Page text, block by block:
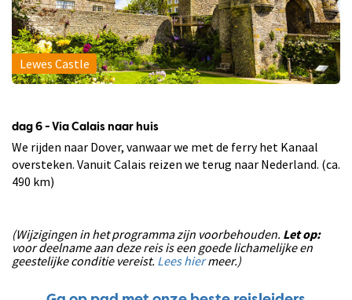
Lewes Castle
dag 6 - Via Calais naar huis
We rijden naar Dover, vanwaar we met de ferry het Kanaal
oversteken. Vanuit Calais reizen we terug naar Nederland. (ca.
490 km)
(Wijzigingen in het programma zijn voorbehouden. Let op:
voor deelname aan deze reis is een goede lichamelijke en
geestelijke conditie vereist. Lees hiermeer.)